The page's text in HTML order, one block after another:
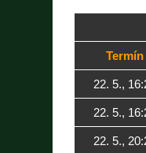
Termín
22. 5.,
22. 5.,
22. 5.,